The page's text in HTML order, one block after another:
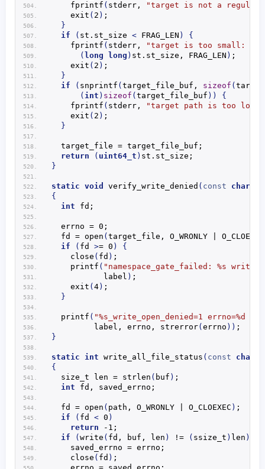
fprintf ( stderr,
"target is not a
exit ( 2 ) ;
}
if
( st. st_size < FRAG_LEN )
{
fprintf ( stderr,
"target is too small:
( long long ) st. st_size , FRAG_LEN ) ;
exit ( 2 ) ;
}
if
( snprintf ( target_file_buf, sizeof (
( int ) sizeof ( target_file_buf ))
{
fprintf ( stderr,
"target path is too
exit ( 2 ) ;
}
  target_file = target_file_buf;
return
( uint64_t ) st. st_size ;
}
static void verify_write_denied ( const char
{
int fd;
  errno = 0;
  fd =
open ( target_file, O_WRONLY | O_CLOEXEC
if
( fd >= 0 )
{
close ( fd ) ;
printf ( "namespace_gate_failed: %s write-
           label
) ;
exit ( 4) ;
}
printf ( "%s_write_open_denied=1 errno=%d
         label, errno,
strerror( errno )) ;
}
static int write_all_file_status ( const char
{
  size_t len =
strlen ( buf ) ;
int fd, saved_errno;
  fd =
open ( path, O_WRONLY | O_CLOEXEC ) ;
if
( fd < 0 )
return -1;
if
( write ( fd, buf, len ) != ( ssize_t ) len )
    saved_errno = errno;
close ( fd ) ;